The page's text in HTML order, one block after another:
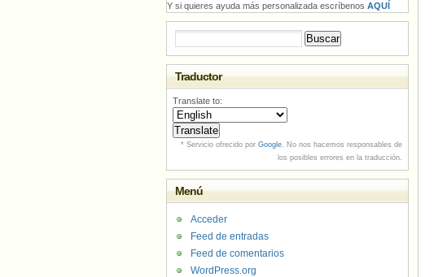
Y si quieres ayuda más personalizada escríbenos AQUÍ
Traductor
Translate to:
* Servicio ofrecido por Google. No nos hacemos responsables de
los posibles errores en la traducción.
Menú
Acceder
Feed de entradas
Feed de comentarios
WordPress.org